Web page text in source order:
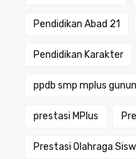
Pendidikan Abad 21
Pendidikan Karakter
ppdb smp mplus
prestasi MPlus
Prestasi Olahraga